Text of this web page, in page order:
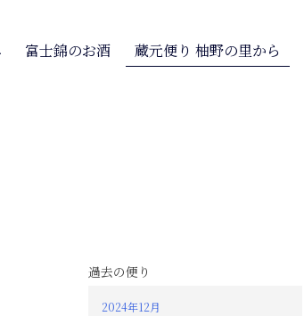
富士錦のお酒 蔵元便り 柚野の里から
過去の便り
2024年12月